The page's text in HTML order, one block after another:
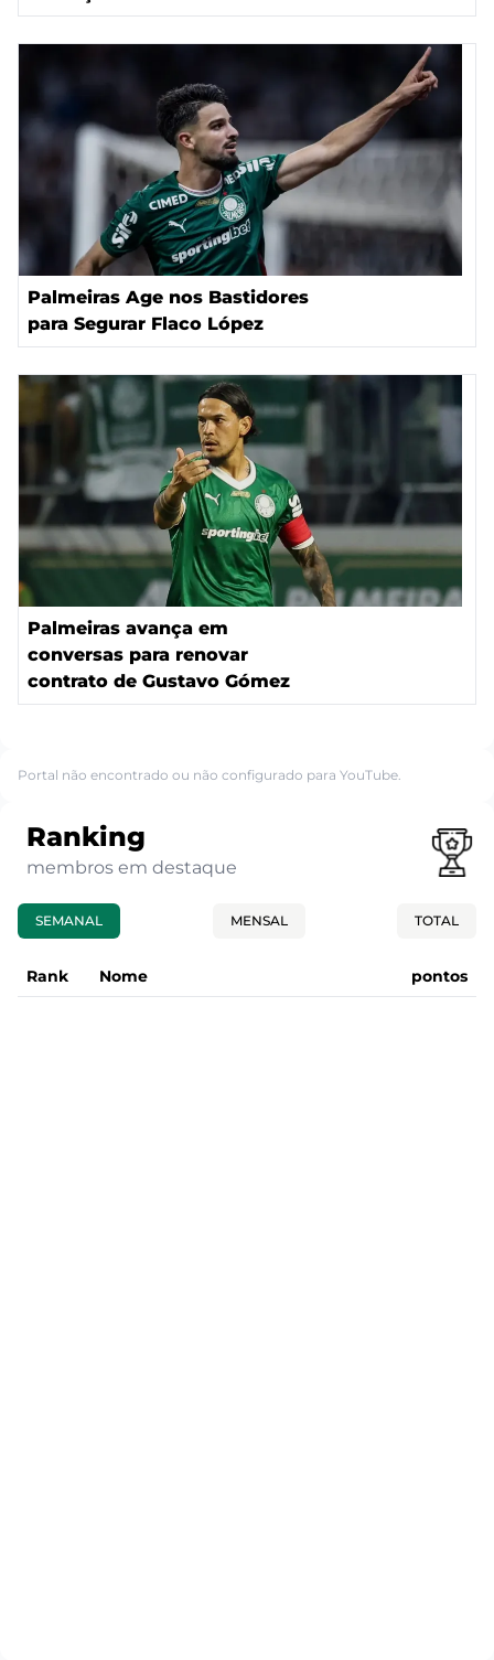
Palmeiras Age nos Bastidores
para Segurar Flaco López
Palmeiras avança em
conversas para renovar
contrato de Gustavo Gómez
Portal não encontrado ou não configurado para YouTube.
Ranking
membros em destaque
SEMANAL MENSAL TOTAL
Rank Nome pontos